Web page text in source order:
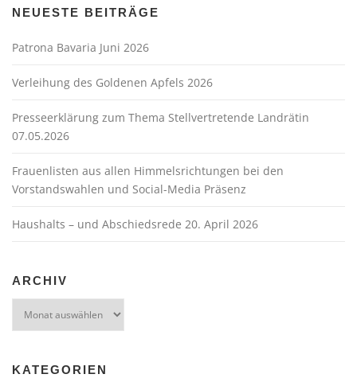
NEUESTE BEITRÄGE
Patrona Bavaria Juni 2026
Verleihung des Goldenen Apfels 2026
Presseerklärung zum Thema Stellvertretende Landrätin
07.05.2026
Frauenlisten aus allen Himmelsrichtungen bei den
Vorstandswahlen und Social-Media Präsenz
Haushalts – und Abschiedsrede 20. April 2026
ARCHIV
KATEGORIEN